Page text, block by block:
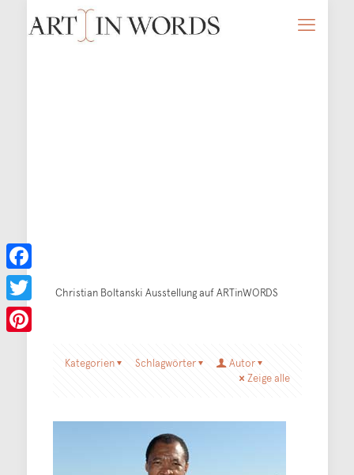
Christian Boltanski Ausstellung auf ARTinWORDS
Kategorien Schlagwörter
Autor
Zeige alle
Facebook
Twitter